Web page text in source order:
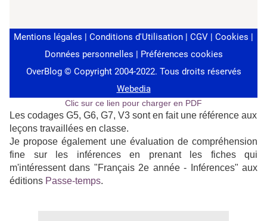
Clic sur ce lien pour charger en PDF
Les codages G5, G6, G7, V3 sont en fait une référence aux
leçons travaillées en classe.
Je propose également une évaluation de compréhension
fine sur les inférences en prenant les fiches qui
m'intéressent dans "Français 2e année - Inférences" aux
éditions Passe-temps.